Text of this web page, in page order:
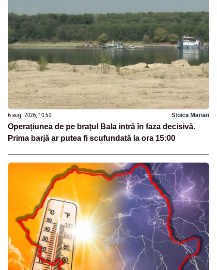
6 aug. 2026, 10:50 Stoica Marian
Operațiunea de pe brațul Bala intră în faza decisivă.
Prima barjă ar putea fi scufundată la ora 15:00